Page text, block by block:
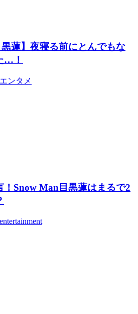
蓮】夜寝る前にとんでもな
…！
エンタメ
！Snow Man目黒蓮はまるで2
entertainment